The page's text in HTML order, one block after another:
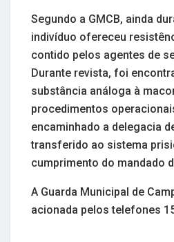
Segundo a GMCB, ainda
indivíduo ofereceu
contido pelos agentes de
Durante revista, foi
substância análoga à
procedimentos
encaminhado a delegacia
transferido ao sistema
cumprimento do mandado
A Guarda Municipal de
acionada pelos telefones